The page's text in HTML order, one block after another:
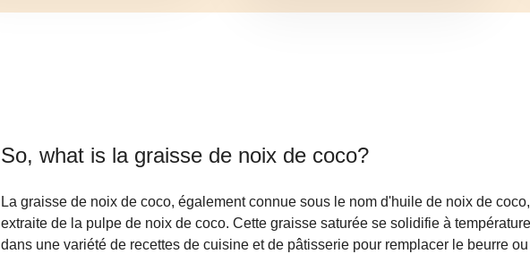
So, what is la graisse de noix de coco?
La graisse de noix de coco, également connue sous le nom d'huile de noix de
extraite de la pulpe de noix de coco. Cette graisse saturée se solidifie à
dans une variété de recettes de cuisine et de pâtisserie pour remplacer le beurre